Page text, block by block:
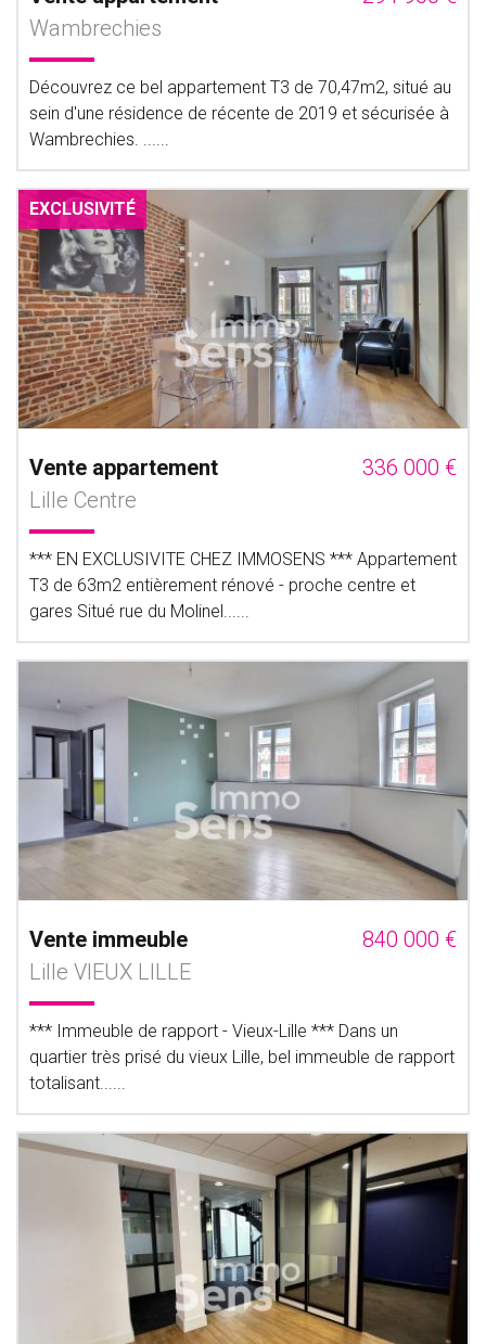
Wambrechies
Découvrez ce bel appartement T3 de 70,47m2, situé au
sein d'une résidence de récente de 2019 et sécurisée à
Wambrechies. ......
EXCLUSIVITÉ
Vente appartement
336 000 €
Lille Centre
*** EN EXCLUSIVITE CHEZ IMMOSENS *** Appartement
T3 de 63m2 entièrement rénové - proche centre et
gares Situé rue du Molinel......
Vente immeuble
840 000 €
Lille VIEUX LILLE
*** Immeuble de rapport - Vieux-Lille *** Dans un
quartier très prisé du vieux Lille, bel immeuble de rapport
totalisant......